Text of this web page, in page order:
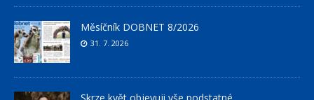
Měsíčník DOBNET 8/2026
31. 7. 2026